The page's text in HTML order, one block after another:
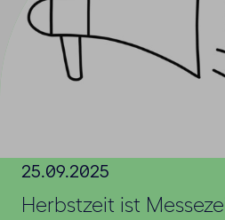
Herbstzeit ist
25.09.2025